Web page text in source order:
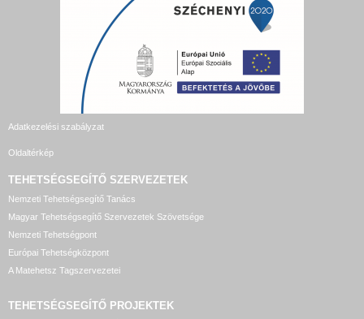
Adatkezelési szabályzat
Oldaltérkép
TEHETSÉGSEGÍTŐ SZERVEZETEK
Nemzeti Tehetségsegítő Tanács
Magyar Tehetségsegítő Szervezetek Szövetsége
Nemzeti Tehetségpont
Európai Tehetségközpont
A Matehetsz Tagszervezetei
TEHETSÉGSEGÍTŐ PROJEKTEK